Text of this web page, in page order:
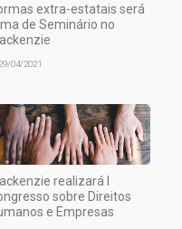
extra-estatais será
de Seminário no
29/04/2021
realizará I
sobre Direitos
e Empresas